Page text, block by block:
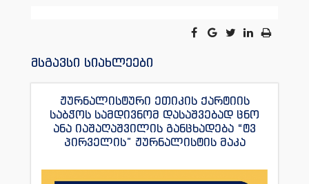
მსგავსი სიახლეები
ჟურნალისტური ეთიკის ქარტიის
საბჭოს სამდივნომ დასაშვებად ცნო
ანა იაშაღაშვილის განცხადება “ტვ
პირველის” ჟურნალისტის მაკა